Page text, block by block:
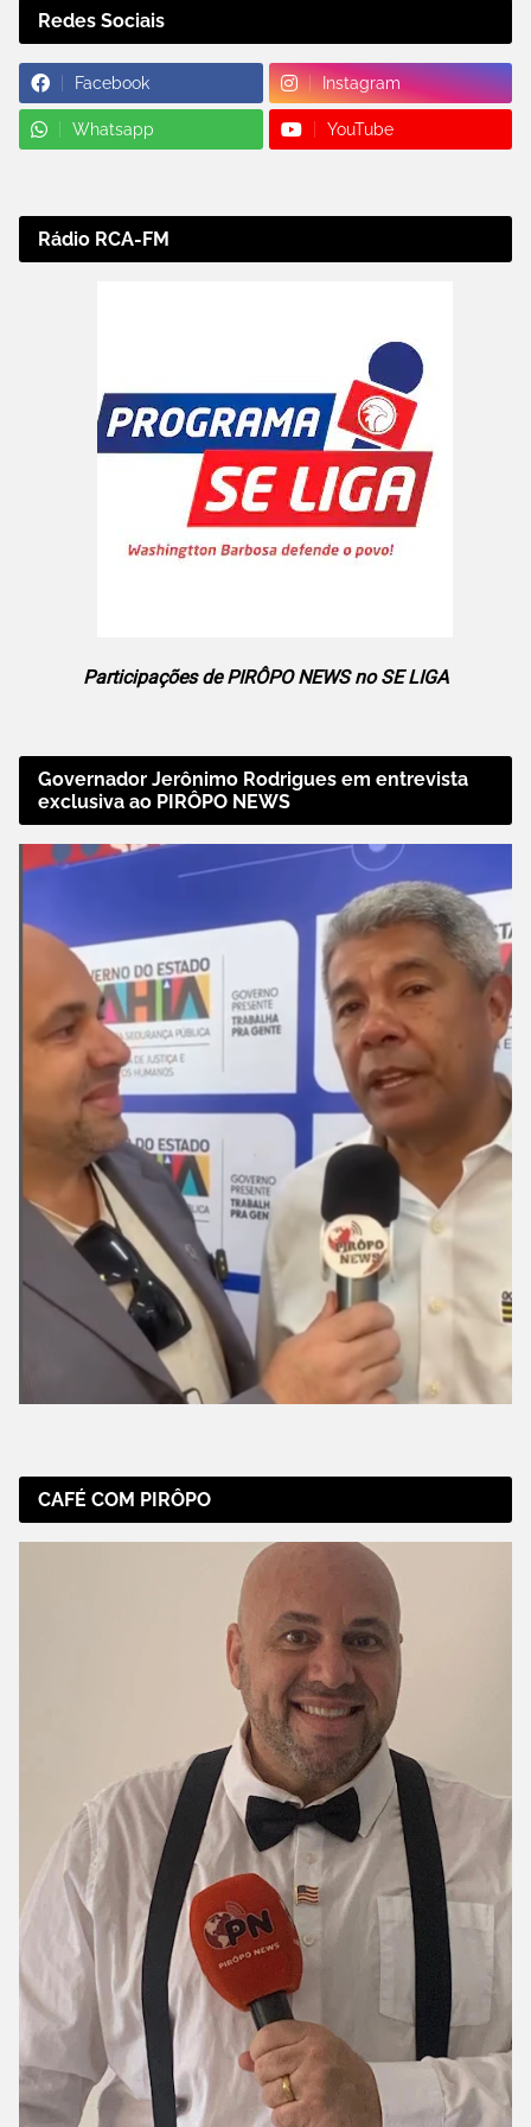
Redes Sociais
Facebook Instagram
Whatsapp YouTube
Rádio RCA-FM
Participações de PIRÔPO NEWS no SE LIGA
Governador Jerônimo Rodrigues em entrevista
exclusiva ao PIRÔPO NEWS
CAFÉ COM PIRÔPO